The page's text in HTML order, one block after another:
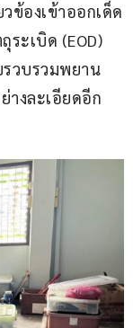
ข้องเข้าออกเด็ด
ะเบิด (EOD)
วบรวมพยาน
างละเอียดอีก